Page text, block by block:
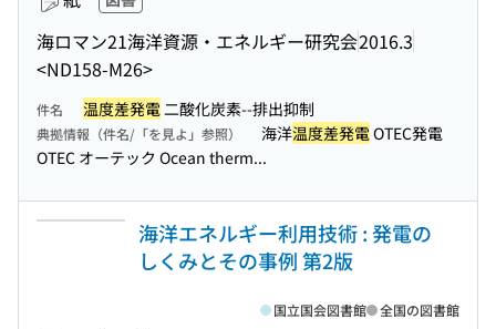
海ロマン21海洋資源・エネルギー研究会2016.3
<ND158-M26>
件名 温度差発電二酸化炭素--排出抑制
典拠情報（件名/「を見よ」参照） 海洋温度差発電OTEC発電
OTEC オーテック Ocean therm...
海洋エネルギー利用技術 : 発電の
しくみとその事例 第2版
国立国会図書館 全国の図書館